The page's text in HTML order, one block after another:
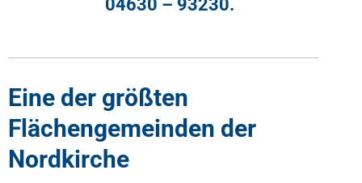
04630 – 93230.
Eine der größten
Flächengemeinden der
Nordkirche